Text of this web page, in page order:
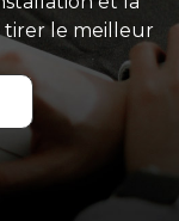
tirer le meilleur